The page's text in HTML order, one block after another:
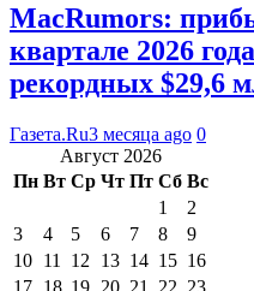
MacRumors:
квартале 2026
рекордных $29,6
Газета.Ru3 месяца ago 0
Август 2026
Пн Вт Ср Чт Пт Сб Вс
1
2
3
4 5 6 7 8
9
10 11 12 13 14 15 16
17 18 19 20 21 22 23